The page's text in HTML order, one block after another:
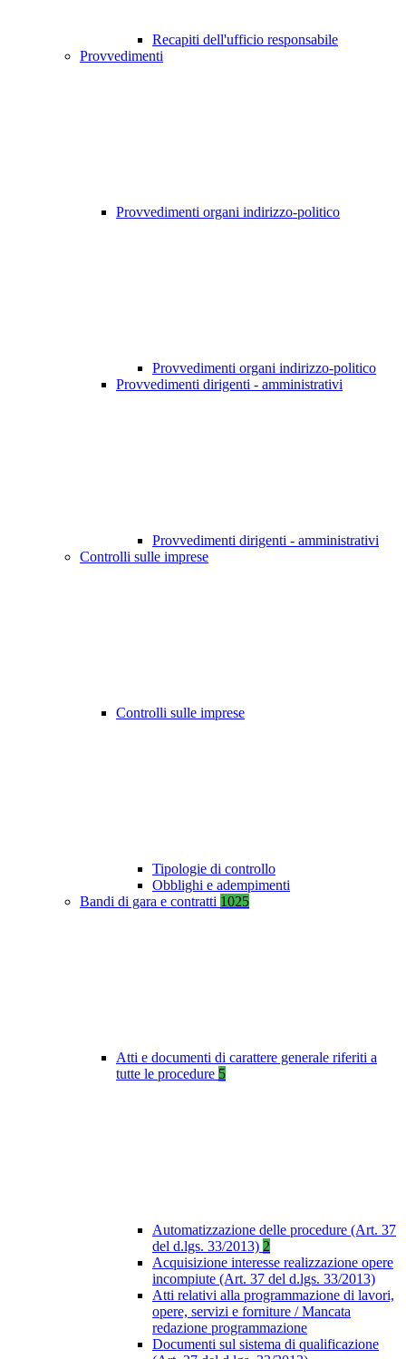
Recapiti dell'ufficio responsabile
Provvedimenti
Provvedimenti organi indirizzo-politico
Provvedimenti organi indirizzo-politico
Provvedimenti dirigenti - amministrativi
Provvedimenti dirigenti - amministrativi
Controlli sulle imprese
Controlli sulle imprese
Tipologie di controllo
Obblighi e adempimenti
Bandi di gara e contratti 1025
Atti e documenti di carattere generale riferiti a
tutte le procedure 5
Automatizzazione delle procedure (Art. 37
del d.lgs. 33/2013) 2
Acquisizione interesse realizzazione opere
incompiute (Art. 37 del d.lgs. 33/2013)
Atti relativi alla programmazione di lavori,
opere, servizi e forniture / Mancata
redazione programmazione
Documenti sul sistema di qualificazione